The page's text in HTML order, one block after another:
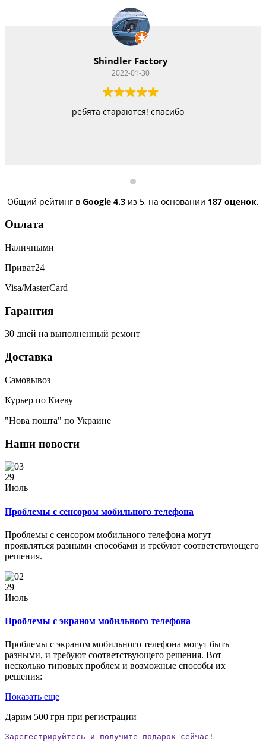
Работают как черти, стараются изо всех
Общий рейтинг в Google 4.3 из 5, на основании 187 оценок.
Оплата
Наличными
Приват24
Visa/MasterCard
Гарантия
30 дней на выполненный ремонт
Доставка
Самовывоз
Курьер по Киеву
"Нова пошта" по Украине
Наши новости
29
Июль
Проблемы с сенсором мобильного телефона
Проблемы с сенсором мобильного телефона могут
проявляться разными способами и требуют соответствующего
решения.
29
Июль
Проблемы с экраном мобильного телефона
Проблемы с экраном мобильного телефона могут быть
разными, и требуют соответствующего решения. Вот
несколько типовых проблем и возможные способы их
решения:
Показать еще
Дарим 500 грн при регистрации
Зарегестрируйтесь и получите подарок сейчас!